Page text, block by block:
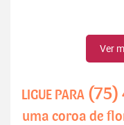
Ver
LIGUE PARA (75)
uma coroa de